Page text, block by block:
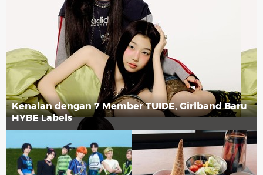
Kenalan dengan 7 Member TUIDE, Girlband Baru
HYBE Labels